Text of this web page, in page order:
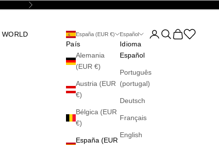
Siguiente
WORLD España (EUR €)
País
Alemania
(EUR €)
Austria (EUR
€)
Bélgica (EUR
€)
España (EUR
Español
Idioma
Español
Português
(portugal)
Deutsch
Français
English
Abrir página de la
Abrir búsqueda
Abrir cesta
Abrir la